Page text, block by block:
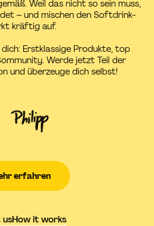
Weil das nicht so sein muss,
– und mischen den Softdrink-
kräftig auf.
Erstklassige Produkte, top
Werde jetzt Teil der
und überzeuge dich selbst!
erfahren
How it works